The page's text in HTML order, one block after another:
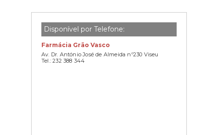
Disponível por Telefone:
Farmácia Grão Vasco
Av. Dr. António José de Almeida nº230 Viseu
Tel.: 232 388 344